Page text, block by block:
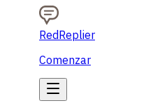
RedReplier
Comenzar